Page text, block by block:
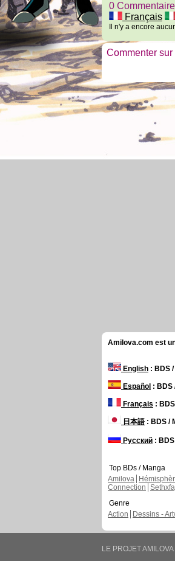
0
Français
Il n'y a encore
Commenter
Amilova.com est
English : BDS
Español : BDS
Français :
日本語: BDS /
Русский :
Top BDs / Manga
Amilova
Connection
Genre
Action
Dessins -
LE PROJET AMILOVA